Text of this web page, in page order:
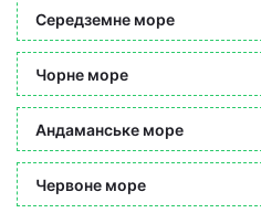
Середземне море
Чорне море
Андаманське море
Червоне море